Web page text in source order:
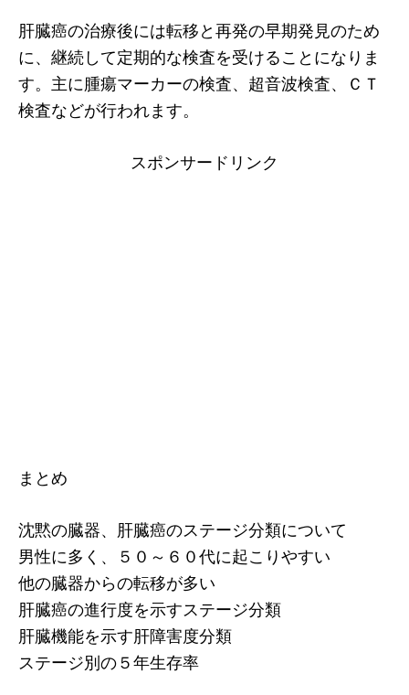
肝臓癌の治療後には転移と再発の早期発見のため
に、継続して定期的な検査を受けることになりま
す。主に腫瘍マーカーの検査、超音波検査、ＣＴ
検査などが行われます。
スポンサードリンク
まとめ
沈黙の臓器、肝臓癌のステージ分類について
男性に多く、５０～６０代に起こりやすい
他の臓器からの転移が多い
肝臓癌の進行度を示すステージ分類
肝臓機能を示す肝障害度分類
ステージ別の５年生存率